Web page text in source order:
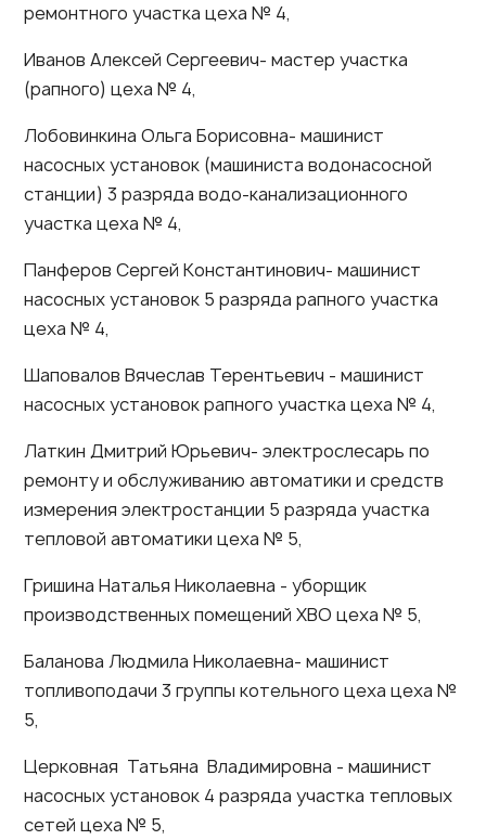
ремонтного участка цеха № 4,
Иванов Алексей Сергеевич- мастер участка
(рапного) цеха № 4,
Лобовинкина Ольга Борисовна- машинист
насосных установок (машиниста водонасосной
станции) 3 разряда водо-канализационного
участка цеха № 4,
Панферов Сергей Константинович- машинист
насосных установок 5 разряда рапного участка
цеха № 4,
Шаповалов Вячеслав Терентьевич - машинист
насосных установок рапного участка цеха № 4,
Латкин Дмитрий Юрьевич- электрослесарь по
ремонту и обслуживанию автоматики и средств
измерения электростанции 5 разряда участка
тепловой автоматики цеха № 5,
Гришина Наталья Николаевна - уборщик
производственных помещений ХВО цеха № 5,
Баланова Людмила Николаевна- машинист
топливоподачи 3 группы котельного цеха цеха №
5,
Церковная Татьяна Владимировна - машинист
насосных установок 4 разряда участка тепловых
сетей цеха № 5,